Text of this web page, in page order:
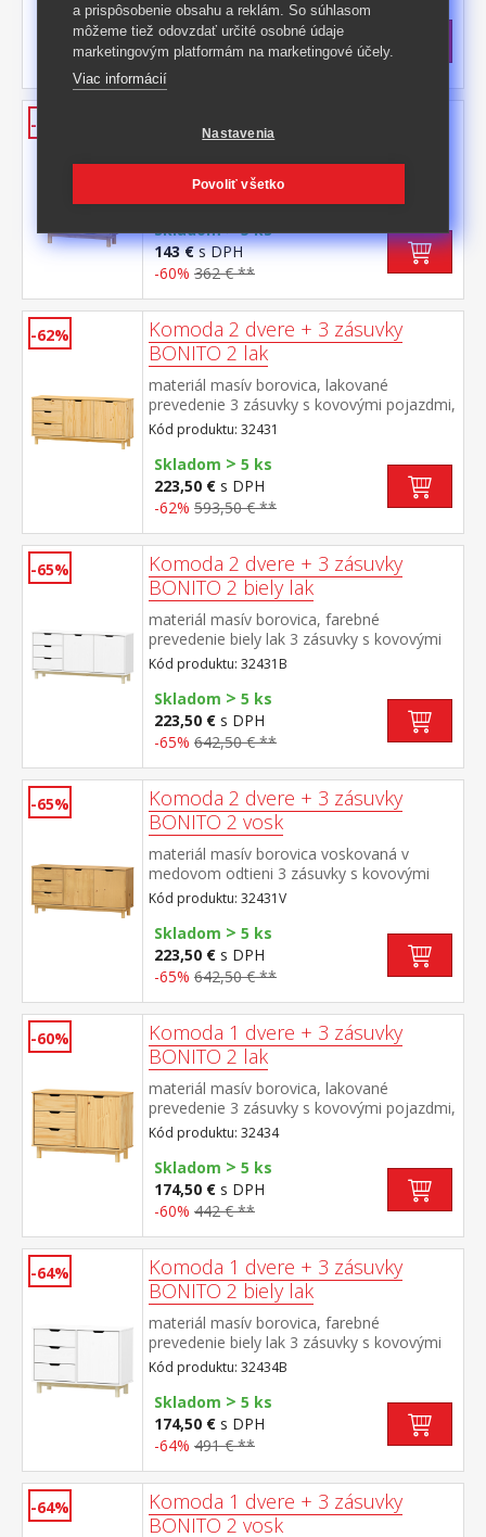
Skladom > 5 ks
143 €s DPH
-60% 362 € **
-60%
medovom odtieni1 zásuvka s kovovými
pojazdmi, 2 dvojradové výklopy
Kód produktu: 324291V
Skladom>5 ks
143 €s DPH
-60% 362 € **
-62%
Komoda 2 dvere + 3 zásuvky
BONITO 2 lak
materiál masív borovica, lakované
prevedenie 3 zásuvky s kovovými pojazdmi,
2 dvierka, 1 polica
Kód produktu: 32431
Skladom > 5 ks
223,50 € s DPH
-62% 593,50 € **
-65%
Komoda 2 dvere + 3 zásuvky
BONITO 2 biely lak
materiál masív borovica, farebné
prevedenie biely lak 3 zásuvky s kovovými
pojazdmi, 2 dvierka, 1 polica
Kód produktu: 32431B
Skladom > 5 ks
223,50 € s DPH
-65% 642,50 € **
-65%
Komoda 2 dvere + 3 zásuvky
BONITO 2 vosk
materiál masív borovica voskovaná v
medovom odtieni 3 zásuvky s kovovými
pojazdmi, 2 dvierka, 1 polica
Kód produktu: 32431V
Skladom > 5 ks
223,50 € s DPH
-65% 642,50 € **
-60%
Komoda 1 dvere + 3 zásuvky
BONITO 2 lak
materiál masív borovica, lakované
prevedenie 3 zásuvky s kovovými pojazdmi,
1 dvierka, 1 polica
Kód produktu: 32434
Skladom > 5 ks
174,50 € s DPH
-60% 442 € **
-64%
Komoda 1 dvere + 3 zásuvky
BONITO 2 biely lak
materiál masív borovica, farebné
prevedenie biely lak 3 zásuvky s kovovými
pojazdmi, 1 dvierka, 1 polica
Kód produktu: 32434B
Skladom > 5 ks
174,50 € s DPH
-64% 491 € **
-64%
Komoda 1 dvere + 3 zásuvky
BONITO 2 vosk
a prispôsobenie obsahu a reklám. So súhlasom
môžeme tiež odovzdať určité osobné údaje
marketingovým platformám na marketingové účely.
Viac informácií
Nastavenia
Povoliť všetko